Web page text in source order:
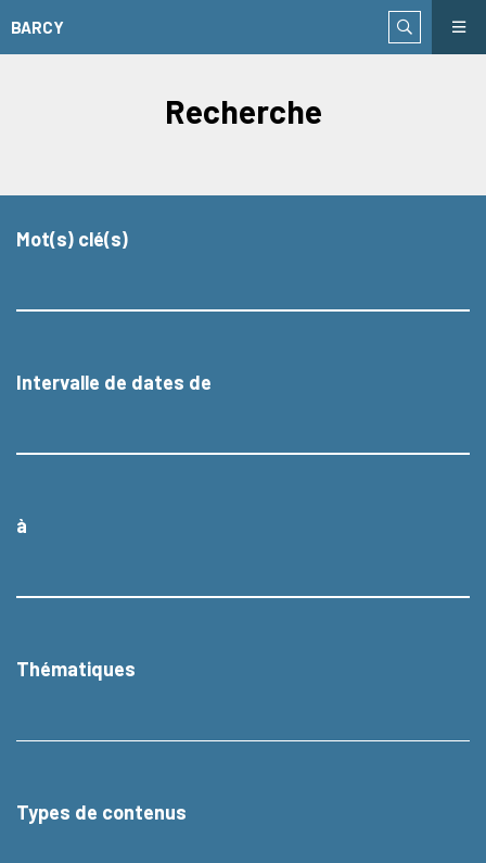
BARCY
Recherche
Mot(s) clé(s)
Intervalle de dates de
à
Thématiques
Types de contenus